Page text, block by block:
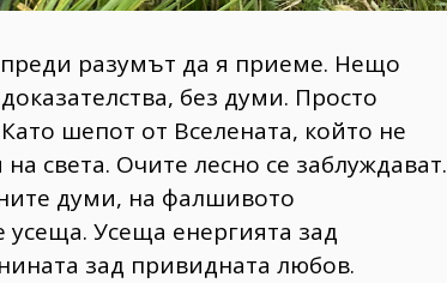
разумът да я приеме. Нещо
без думи. Просто
шепот от Вселената, който не
света. Очите лесно се заблуждават.
думи, на фалшивото
усеща. Усеща енергията зад
зад привидната любов.